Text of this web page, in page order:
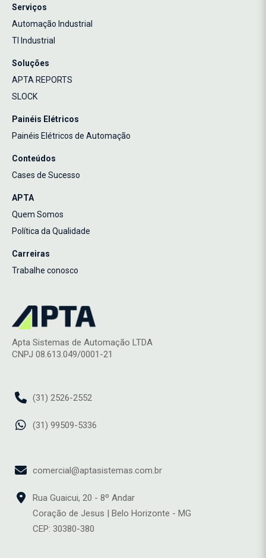
Serviços
Automação Industrial
TI Industrial
Soluções
APTA REPORTS
SLOCK
Painéis Elétricos
Painéis Elétricos de Automação
Conteúdos
Cases de Sucesso
APTA
Quem Somos
Política da Qualidade
Carreiras
Trabalhe conosco
Apta Sistemas de Automação LTDA
CNPJ 08.613.049/0001-21
(31) 2526-2552
(31) 99509-5336
comercial@aptasistemas.com.br
Rua Guaicui, 20 - 8º Andar
Coração de Jesus | Belo Horizonte - MG
CEP: 30380-380